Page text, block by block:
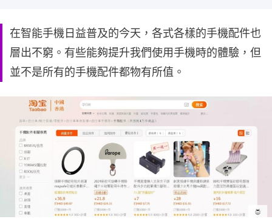
在智能手機日益普及的今天，各式各樣的手機配件也
層出不窮。有些能夠提升我們使用手機時的體驗，但
並不是所有的手機配件都物有所值。